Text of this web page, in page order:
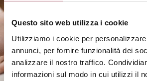
Questo sito web utilizza i cookie
Utilizziamo i cookie per
annunci, per fornire funzionalità dei
analizzare il nostro traffico.
informazioni sul modo in cui utilizzi il